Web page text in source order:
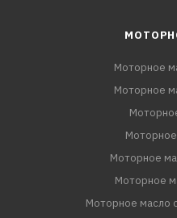
Моторное
Моторное
Моторное
Моторное
Моторное
Моторное масло